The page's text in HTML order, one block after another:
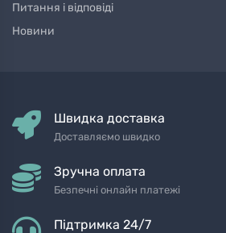
Питання і відповіді
Новини
Швидка доставка
Доставляємо швидко
Зручна оплата
Безпечні онлайн платежі
Підтримка 24/7